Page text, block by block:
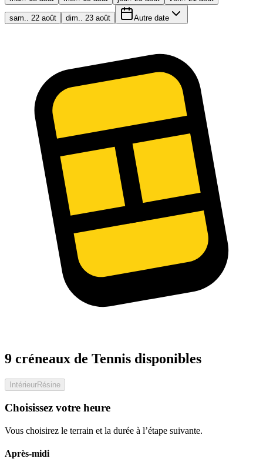
sam.. 22 août dim.. 23 août Autre date
9 créneaux de Tennis disponibles
IntérieurRésine
Choisissez votre heure
Vous choisirez le terrain et la durée à l’étape suivante.
Après-midi